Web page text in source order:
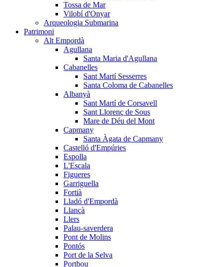
Tossa de Mar
Vilobí d'Onyar
Arqueologia Submarina
Patrimoni
Alt Empordà
Agullana
Santa Maria d'Agullana
Cabanelles
Sant Martí Sesserres
Santa Coloma de Cabanelles
Albanyà
Sant Martí de Corsavell
Sant Llorenç de Sous
Mare de Déu del Mont
Capmany
Santa Àgata de Capmany
Castelló d'Empúries
Espolla
L'Escala
Figueres
Garriguella
Fortià
Lladó d'Empordà
Llançà
Llers
Palau-saverdera
Pont de Molins
Pontós
Port de la Selva
Portbou